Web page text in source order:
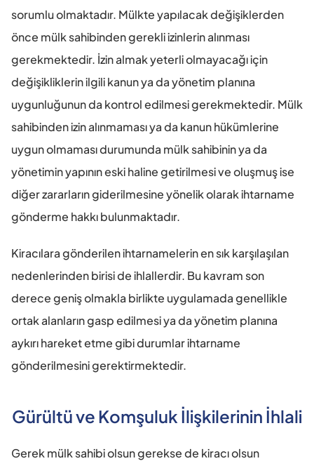
sorumlu olmaktadır. Mülkte yapılacak değişiklerden
önce mülk sahibinden gerekli izinlerin alınması
gerekmektedir. İzin almak yeterli olmayacağı için
değişikliklerin ilgili kanun ya da yönetim planına
uygunluğunun da kontrol edilmesi gerekmektedir. Mülk
sahibinden izin alınmaması ya da kanun hükümlerine
uygun olmaması durumunda mülk sahibinin ya da
yönetimin yapının eski haline getirilmesi ve oluşmuş ise
diğer zararların giderilmesine yönelik olarak ihtarname
gönderme hakkı bulunmaktadır.
Kiracılara gönderilen ihtarnamelerin en sık karşılaşılan
nedenlerinden birisi de ihlallerdir. Bu kavram son
derece geniş olmakla birlikte uygulamada genellikle
ortak alanların gasp edilmesi ya da yönetim planına
aykırı hareket etme gibi durumlar ihtarname
gönderilmesini gerektirmektedir.
Gürültü ve Komşuluk İlişkilerinin İhlali
Gerek mülk sahibi olsun gerekse de kiracı olsun